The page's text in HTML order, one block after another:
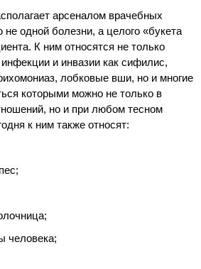
арсеналом врачебных
одной болезни, а целого «букета
К ним относятся не только
и инвазии как сифилис,
лобковые вши, но и многие
которыми можно не только в
но и при любом тесном
к ним также относят:
человека;